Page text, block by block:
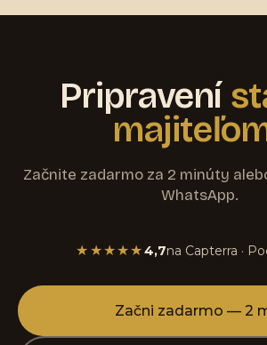
Pripravení
Začnite zadarmo za 2 minúty
WhatsApp.
★★★★★4,7na Capterra ·
Začni zadarmo — 2